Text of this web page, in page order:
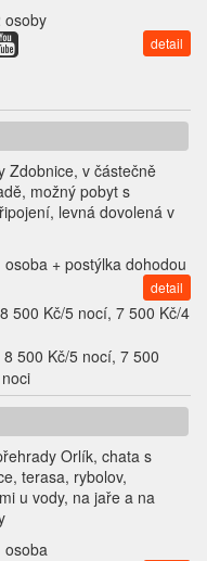
osoby
detail
Zdobnice, v částečně
možný pobyt s
levná dovolená v
osoba + postýlka dohodou
detail
500 Kč/5 nocí, 7 500 Kč/4
500 Kč/5 nocí, 7 500
Orlík, chata s
terasa, rybolov,
u vody, na jaře a na
osoba